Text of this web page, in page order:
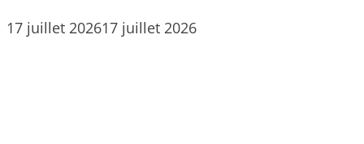
17 juillet 202617 juillet 2026